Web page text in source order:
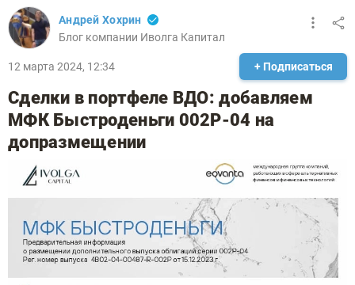
Андрей Хохрин
Блог компании Иволга Капитал
12 марта 2024, 12:34 + Подписаться
Сделки в портфеле ВДО: добавляем
МФК Быстроденьги 002Р-04 на
допразмещении